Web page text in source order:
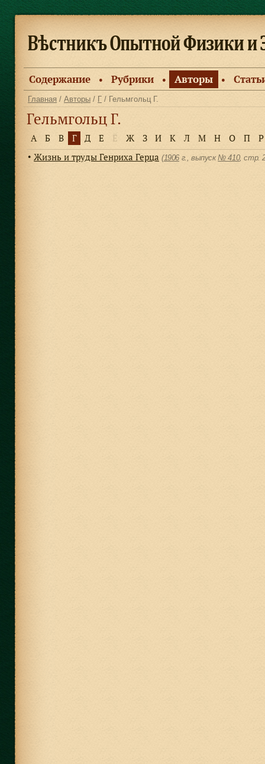
Содержание ● Рубрики ● Авторы ●
Главная / Авторы / Г / Гельмгольц Г.
Гельмгольц Г.
А Б В Г Д Е Ё Ж З И К Л М Н О П Р
● Жизнь и труды Генриха Герца (1906 г., выпуск№ 410, cтр.